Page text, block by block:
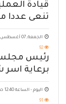
قيادة
تنعى عددا
المسلحة
الجمعة, 07 أغسطس 2026 - 01:55 ص
92
رئيس مجلس
برعاية
الهجوم
الحازم على
اليوم - الساعة 12:40 ص
91